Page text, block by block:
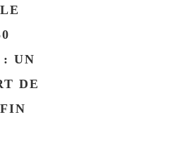
: UN
DE